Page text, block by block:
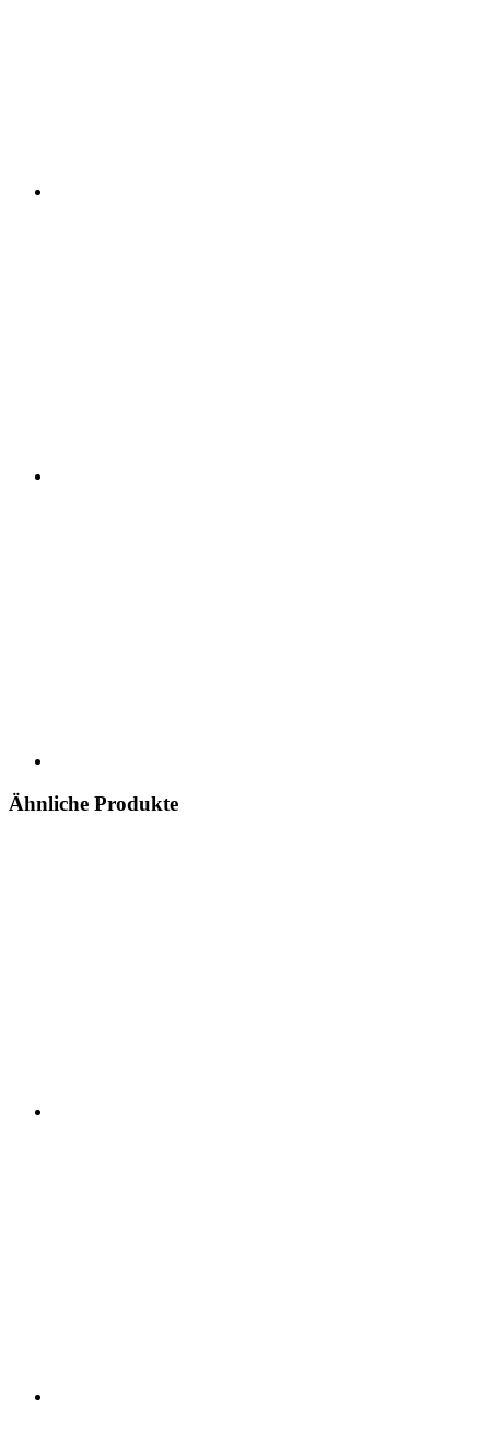
Ähnliche Produkte